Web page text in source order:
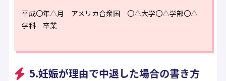
平成〇年△月 アメリカ合衆国 〇△大学〇△学部〇△
学科 卒業
5.妊娠が理由で中退した場合の書き方